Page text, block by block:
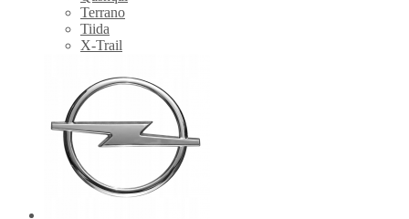
Terrano
Tiida
X-Trail